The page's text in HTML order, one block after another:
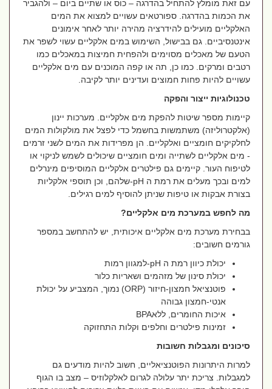
עם זאת מומלץ להתחיל בהדרגה – כוס או שתיים ביום – ולהגביר
את הכמות בהדרגה. ספורטאים עשויים למצוא את המים
האלקליים מועילים להידרציה מהירה יותר לאחר אימונים
אינטנסיביים. גם בבישול, השימוש במים אלקליים עשוי לשפר את
הטעם של מאכלים מסוימים ולהפחית חמיצות במאכלים כמו
רטבים ומרקים. כמו כן, תה או קפה המוכנים עם מים אלקליים
עשויים להיות פחות חמוצים ועדינים יותר לקיבה.
טכנולוגיות ייצור והפקה
קיימות מספר שיטות להפקת מים אלקליים. מערכות יינון
(אלקטרוליזה) משתמשות בחשמל כדי לפצל את מולקולות המים
לחלקיקים חומציים ואלקליים. הן מפרידות את המים לשני זרמים
- מים אלקליים לשתייה ומים חומציים שיכולים לשמש לניקוי או
לטיפוח העור. קיימים גם פילטרים אלקליים המוסיפים מינרלים
למים ובכך מעלים את רמת ה-pHשלהם, וכן תוספי אלקליות
בצורת אבקות או טיפות שניתן להוסיף למים רגילים.
מה לחפש במערכת מים אלקליים?
בבחירת מערכת מים אלקליים איכותית, יש להתחשב במספר
גורמים חשובים:
יכולת כיוון רמת ה-pHלמגוון רמות
יכולת סינון של מזהמים ושאריות כלור
פוטנציאל חמצון-חיזור(ORP)נמוך, המצביע על יכולת
אנטי-חמצון גבוהה
איכות החומרים, ללאBPA
זמינות פילטרים וחלפים וקלות התחזוקה
סיכונים ומגבלות חשובות
למרות היתרונות הפוטנציאליים, חשוב להיות מודעים גם
למגבלות. צריכת יתר עלולה לגרום לאלקלוזיס – מצב בו הגוף